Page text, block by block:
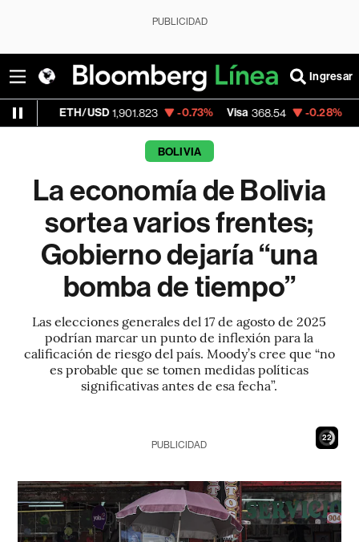
PUBLICIDAD
Ingresar
1,901.823 -0.73% Visa 368.54 -0.28% MercadoLibre
BOLIVIA
La economía de Bolivia
sortea varios frentes;
Gobierno dejaría “una
bomba de tiempo”
Las elecciones generales del 17 de agosto de 2025
podrían marcar un punto de inflexión para la
calificación de riesgo del país. Moody’s cree que “no
es probable que se tomen medidas políticas
significativas antes de esa fecha”.
21
PUBLICIDAD